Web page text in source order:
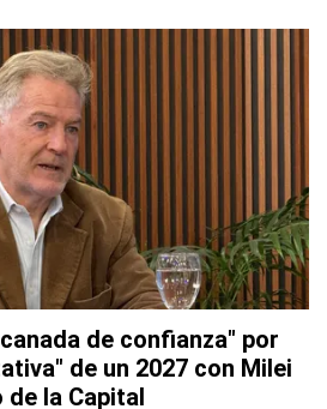
de confianza" por
de un 2027 con Milei
la Capital